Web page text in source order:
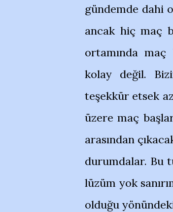
gündemde dahi
ancak hiç maç
ortamında maç
kolay değil.
teşekkür etsek
üzere maç
arasından
durumdalar. Bu
lüzüm yok
olduğu